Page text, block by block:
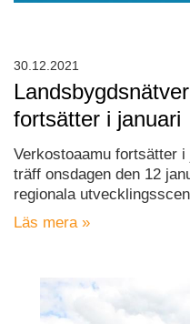
fortsätter i januari
Verkostoaamu fortsätter
träff onsdagen den 12
regionala
Läs mera »
30.12.2021